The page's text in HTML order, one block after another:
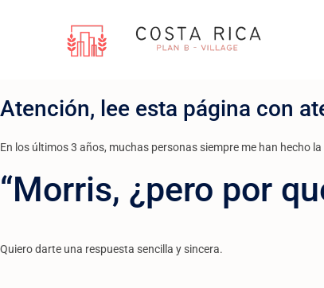
Atención, lee esta página con
En los últimos 3 años, muchas personas siempre me han hecho
“Morris, ¿pero por
Quiero darte una respuesta sencilla y sincera.